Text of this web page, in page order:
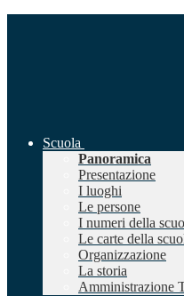
Scuola
Panoramica
Presentazione
I luoghi
Le persone
I numeri della
Le carte della
Organizzazione
La storia
Amministrazione